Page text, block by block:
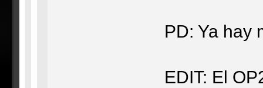
PD: Ya
EDIT: El